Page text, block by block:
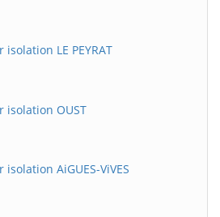
LE PEYRAT
isolation OUST
AiGUES-ViVES